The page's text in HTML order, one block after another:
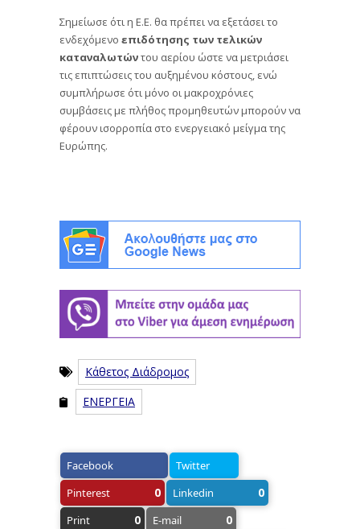
Σημείωσε ότι η Ε.Ε. θα πρέπει να εξετάσει το
ενδεχόμενο επιδότησης των τελικών
καταναλωτώντου αερίου ώστε να μετριάσει
τις επιπτώσεις του αυξημένου κόστους, ενώ
συμπλήρωσε ότι μόνο οι μακροχρόνιες
συμβάσεις με πλήθος προμηθευτών μπορούν να
φέρουν ισορροπία στο ενεργειακό μείγμα της
Ευρώπης.
Κάθετος Διάδρομος
ΕΝΕΡΓΕΙΑ
Facebook
Twitter
Pinterest
0 Linkedin 0
Print 0 E-mail 0